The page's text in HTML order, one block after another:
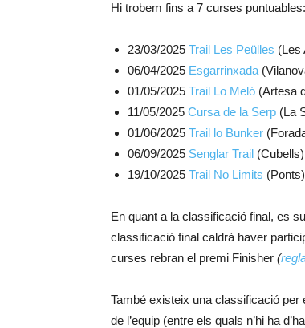
Hi trobem fins a 7 curses puntuables:
23/03/2025 Trail Les Peülles (Les
06/04/2025 Esgarrinxada
01/05/2025 Trail Lo Meló (Artesa
11/05/2025 Cursa de la Serp (La
01/06/2025 Trail lo Bunker
06/09/2025 Senglar Trail (Cubells)
19/10/2025 Trail No Limits (Ponts)
En quant a la classificació final, es
classificació final caldrà haver
curses rebran el premi Finisher (
També existeix una classificació
de l’equip (entre els quals n’hi ha